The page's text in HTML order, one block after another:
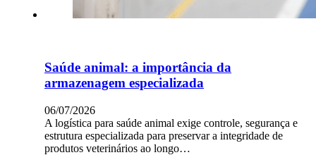
Saúde animal: a importância da
armazenagem especializada
06/07/2026
A logística para saúde animal exige controle, segurança e
estrutura especializada para preservar a integridade de
produtos veterinários ao longo…